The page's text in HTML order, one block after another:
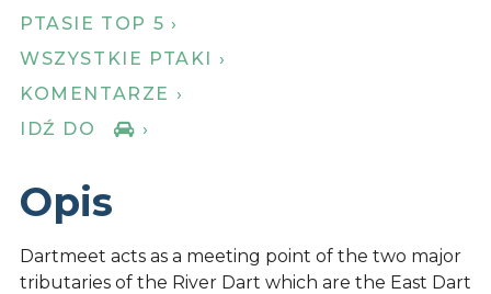
PTASIE TOP 5 ›
WSZYSTKIE PTAKI ›
KOMENTARZE ›
IDŹ DO
›
Opis
Dartmeet acts as a meeting point of the two major
tributaries of the River Dart which are the East Dart